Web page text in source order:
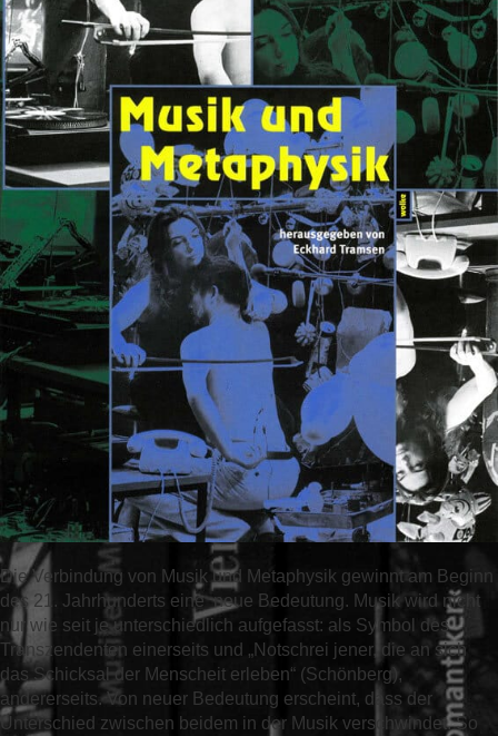
Die Verbindung von Musik und Metaphysik gewinnt am Beginn
des 21. Jahrhunderts eine neue Bedeutung. Musik wird nicht
nur wie seit je unterschiedlich aufgefasst: als Symbol des
Transzendenten einerseits und „Notschrei jener, die an sich
das Schicksal der Menscheit erleben“ (Schönberg),
andererseits. Von neuer Bedeutung erscheint, dass der
Unterschied zwischen beidem in der Musik verschwindet. So